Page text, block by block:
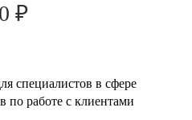
₽
специалистов в сфере
по работе с клиентами